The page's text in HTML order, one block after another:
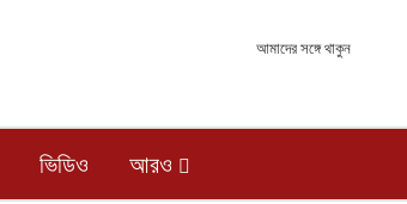
আমাদের সঙ্গে থাকুন
ভিডিও আরও